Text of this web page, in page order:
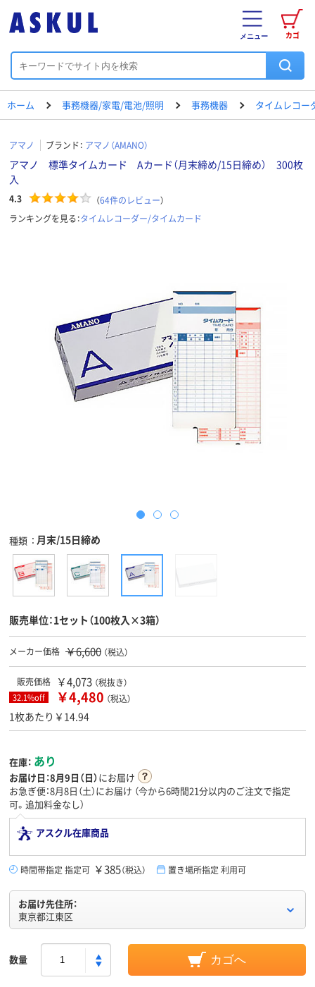
カゴ
メニュー
ホーム 事務機器/家電/電池/照明 事務機器 タイムレコー
アマノ ブランド： アマノ（AMANO）
アマノ 標準タイムカード Aカード（月末締め/15日締め） 300枚
入
4.3 （64件のレビュー）
ランキングを見る：タイムレコーダー/タイムカード
種類 月末/15日締め
販売単位：1セット（100枚入×3箱）
メーカー価格 ￥6,600 （税込）
販売価格 ￥4,073 （税抜き）
32.1%off ￥4,480 （税込）
1枚あたり￥14.94
在庫： あり
お届け日：8月9日（日）にお届け
お急ぎ便：8月8日（土）にお届け （今から6時間21分以内のご注文で指定
可。追加料金なし）
アスクル在庫商品
時間帯指定 指定可 ￥385（税込） 置き場所指定 利用可
お届け先住所：
東京都江東区
数量 カゴへ